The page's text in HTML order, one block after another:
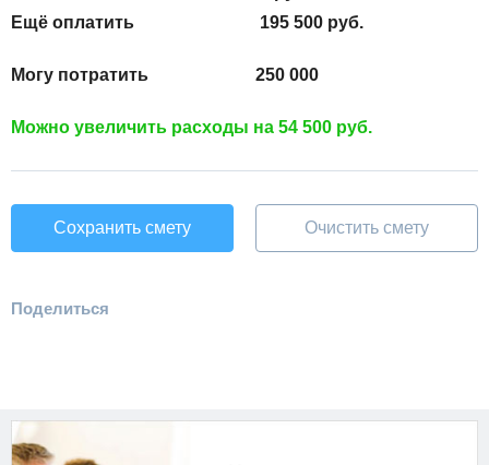
Ещё оплатить
195 500 руб.
Могу потратить 250 000
Можно увеличить расходы на 54 500 руб.
Очистить смету
Сохранить смету
Поделиться